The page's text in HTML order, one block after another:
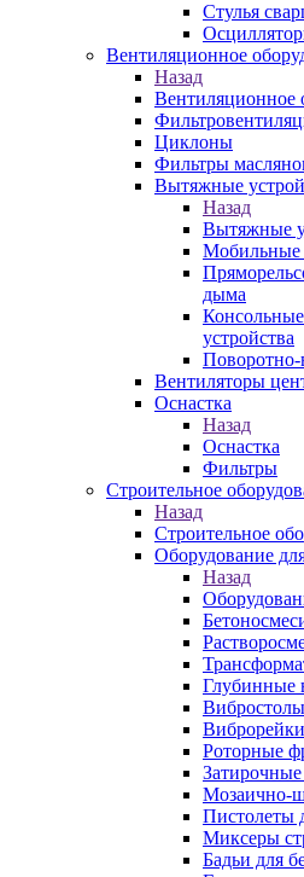
Стулья
Вентиляционное
Назад
Вентиляционное
Циклоны
Фильтры
Вытяжные
Назад
Вытяжные
Мобильные
дыма
устройства
Поворотно-
Вентиляторы
Оснастка
Назад
Оснастка
Фильтры
Строительное
Назад
Строительное
Оборудование
Назад
Глубинные
Вибростолы
Виброрейки
Роторные
Мозаично-
Пистолеты
Миксеры
Бадьи для